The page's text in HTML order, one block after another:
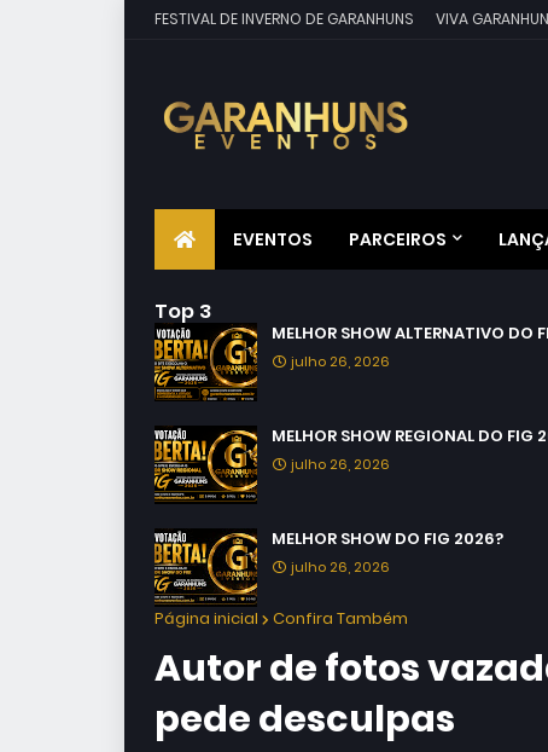
FESTIVAL DE INVERNO DE GARANHUNS VIVA
EVENTOS PARCEIROS
Top 3
MELHOR SHOW ALTERNATIVO DO
julho 26, 2026
MELHOR SHOW REGIONAL DO FIG
julho 26, 2026
MELHOR SHOW DO FIG 2026?
julho 26, 2026
Página inicial Confira Também
Autor de fotos
pede desculpas